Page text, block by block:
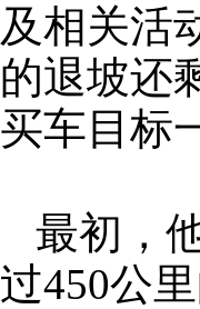
及相关活
的退坡还
买车目标
最初，
过450公